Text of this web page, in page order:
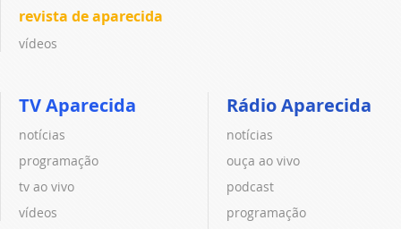
revista de aparecida
vídeos
TV Aparecida
notícias
programação
tv ao vivo
vídeos
Rádio Aparecida
notícias
ouça ao vivo
podcast
programação